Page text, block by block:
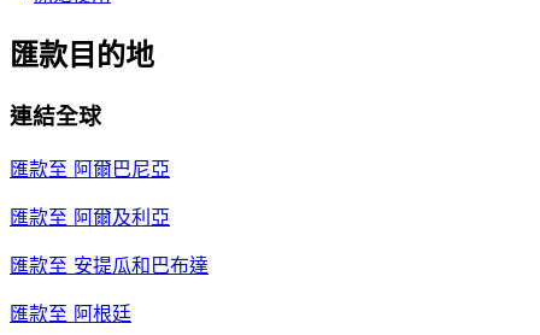
匯款目的地
連結全球
匯款至 阿爾巴尼亞
匯款至 阿爾及利亞
匯款至 安提瓜和巴布達
匯款至 阿根廷